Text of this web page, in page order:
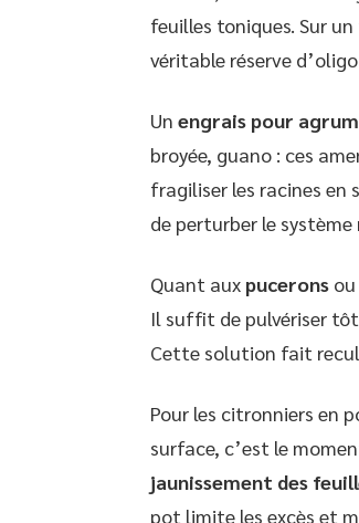
feuilles toniques. Sur
véritable réserve
Un engrais pour
broyée, guano : ces
fragiliser les racines en
de perturber le système
Quant aux pucerons ou
Il suffit de pulvériser
Cette solution fait
Pour les citronniers en
surface, c’est le
jaunissement des
pot limite les excès et